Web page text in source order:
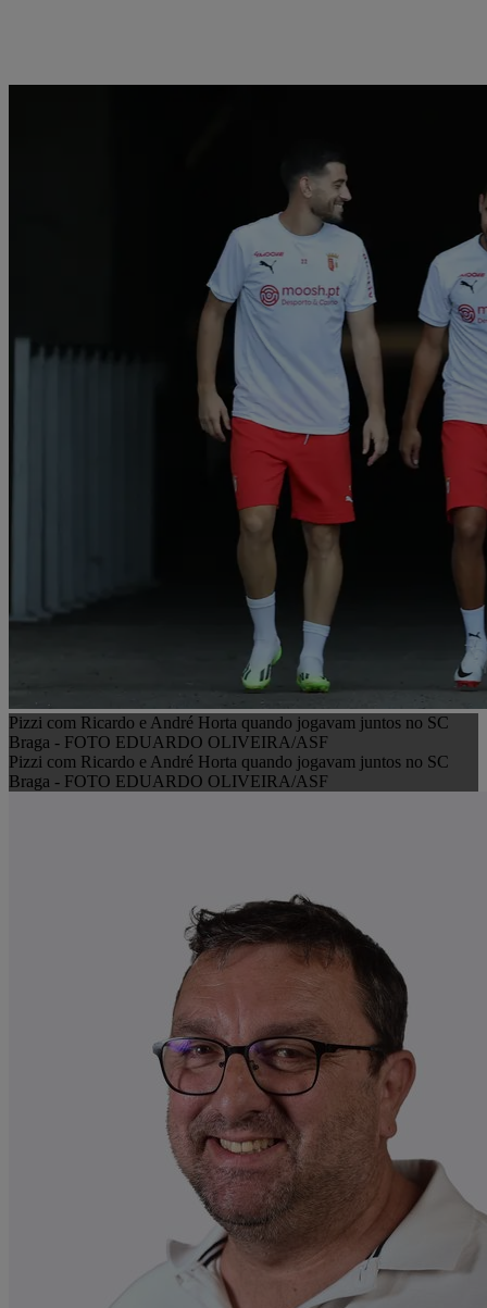
Pizzi com Ricardo e André Horta quando jogavam juntos no SC
Braga - FOTO EDUARDO OLIVEIRA/ASF
Pizzi com Ricardo e André Horta quando jogavam juntos no SC
Braga - FOTO EDUARDO OLIVEIRA/ASF